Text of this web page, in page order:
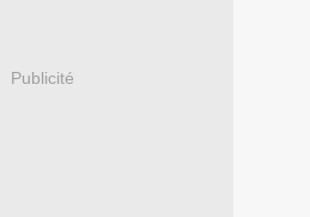
Publicité